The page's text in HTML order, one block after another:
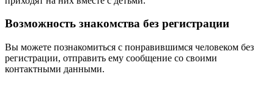
Возможность знакомства без регистрации
Вы можете познакомиться с понравившимся человеком без
регистрации, отправить ему сообщение со своими
контактными данными.